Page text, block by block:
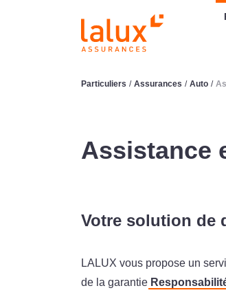
LALUX
Particuliers / Assurances / Auto /
Assistance
Votre solution de
LALUX vous propose un
de la garantie